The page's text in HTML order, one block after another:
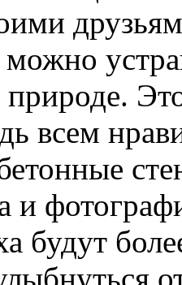
можно
природе.
всем
и
будут